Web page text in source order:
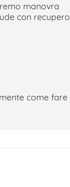
manovra
con recupero
come fare